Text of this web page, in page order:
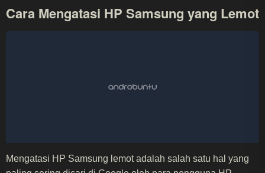
Cara Mengatasi HP Samsung yang Lemot
Mengatasi HP Samsung lemot adalah salah satu hal yang